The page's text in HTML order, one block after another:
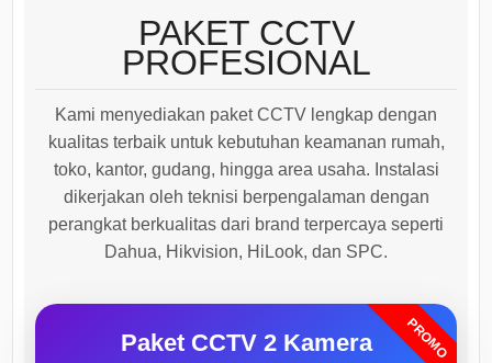
PAKET CCTV
PROFESIONAL
Kami menyediakan paket CCTV lengkap dengan
kualitas terbaik untuk kebutuhan keamanan rumah,
toko, kantor, gudang, hingga area usaha. Instalasi
dikerjakan oleh teknisi berpengalaman dengan
perangkat berkualitas dari brand terpercaya seperti
Dahua, Hikvision, HiLook, dan SPC.
PROMO
Paket CCTV 2 Kamera